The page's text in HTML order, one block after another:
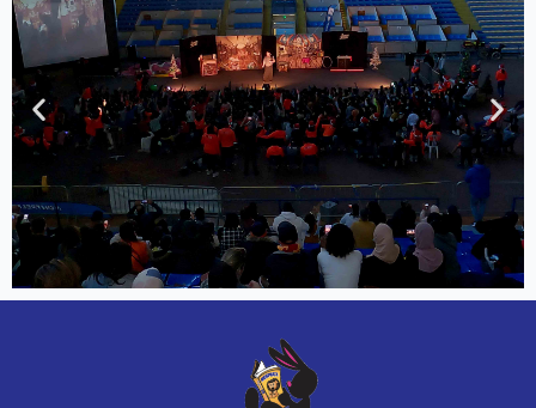
2000 enfants et leurs familles avec 17
mètres de décors + écran géant